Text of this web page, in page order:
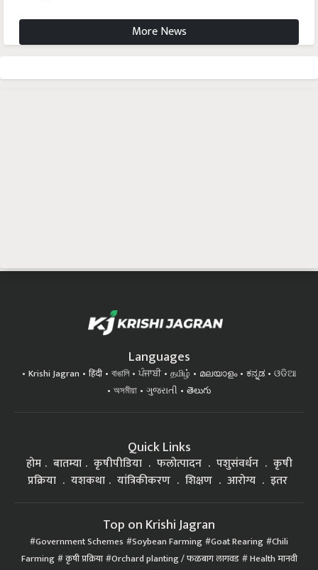
More News
বাঙালি ਪੰਜਾਬੀ தமிழ்
অসমীয়া
ગુજરાતી తెలుగు
कृषीपीडिया फलोत्पादन
प्रक्रिया
यशकथा यांत्रिकीकरण शिक्षण आरोग्य इतर
Government Schemes Soybean Farming Goat Rearing
Farming कृषी प्रक्रिया Orchard planting / फळबाग लागवड Health मानवी
आरोग्य